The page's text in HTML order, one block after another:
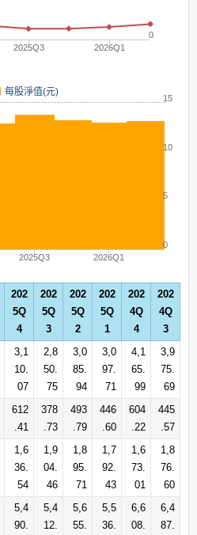
2025Q3 2026Q1
0
每股淨值(元)
2025Q3 2026Q1
0
5
10
15
202
5Q
4
202
5Q
3
202
5Q
2
202
5Q
1
202
4Q
4
202
4Q
3
3,1
10.
07
2,8
50.
75
3,0
85.
94
3,0
97.
71
4,1
65.
99
3,9
75.
69
612
.41
378
.73
493
.79
446
.60
604
.22
445
.57
1,6
36.
54
1,9
04.
46
1,8
95.
71
1,7
92.
43
1,6
73.
01
1,8
76.
60
5,4
90.
5,4
12.
5,6
55.
5,5
36.
6,6
08.
6,4
87.